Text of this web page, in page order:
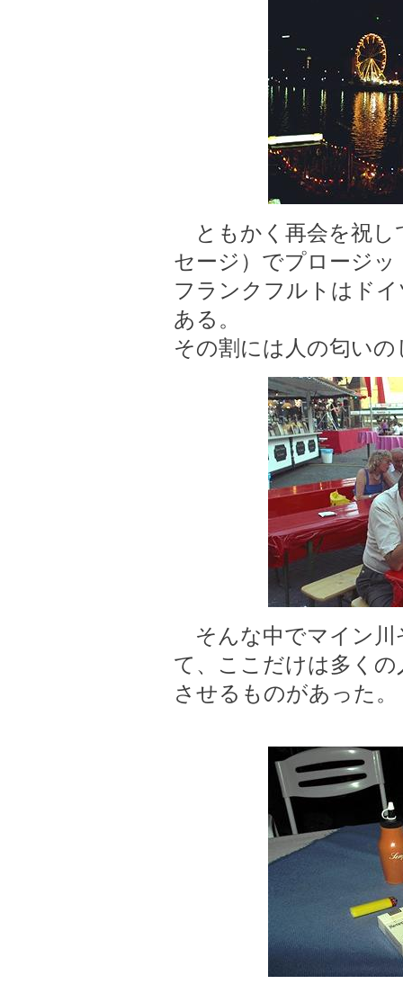
ともかく再会を祝し
セージ）でプロージッ
フランクフルトはド
ある。
その割には人の匂い
そんな中でマイン川
て、ここだけは多く
させるものがあった。